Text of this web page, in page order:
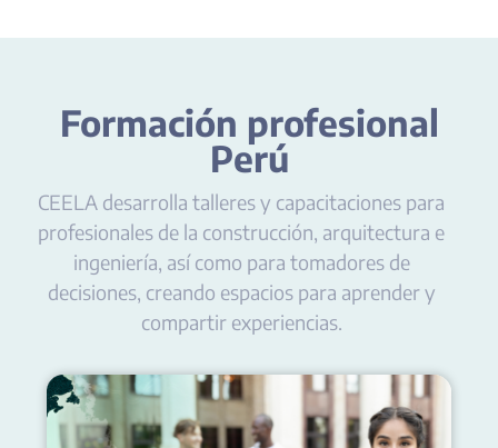
Formación profesional
Perú
CEELA desarrolla talleres y capacitaciones para
profesionales de la construcción, arquitectura e
ingeniería, así como para tomadores de
decisiones, creando espacios para aprender y
compartir experiencias.